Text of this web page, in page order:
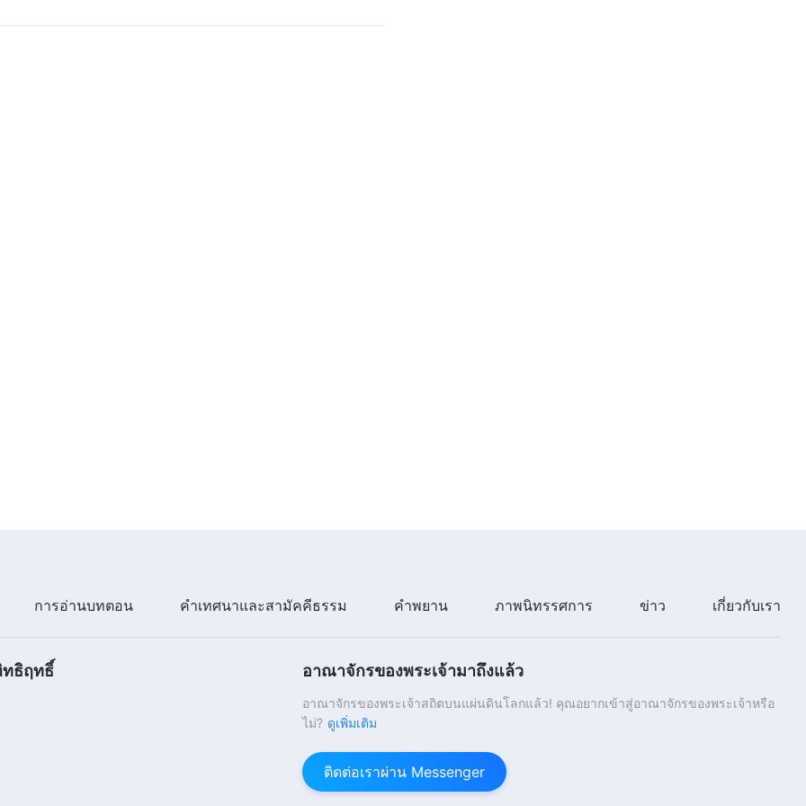
บการณ์จากคริสตจักรปังกาซีนัน (ฟิลิปปินส์)
การอ่านบทตอน คำเทศนาและสามัคคีธรรม คำพยาน ภาพนิทรรศการ ข่าว เกี่ยวกับเรา
ทธิฤทธิ์ อาณาจักรของพระเจ้ามาถึงแล้ว
อาณาจักรของพระเจ้าสถิตบนแผ่นดินโลกแล้ว! คุณอยากเข้าสู่อาณาจักรของพระเจ้าหรือ
ไม่? ดูเพิ่มเติม
ติดต่อเราผ่าน Messenger